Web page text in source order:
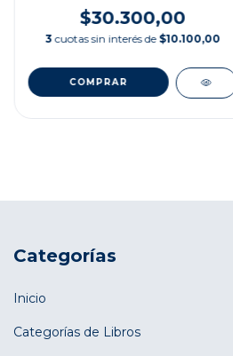
$30.300,00
3 cuotas sin interés de $10.100,00
Categorías
Inicio
Categorías de Libros